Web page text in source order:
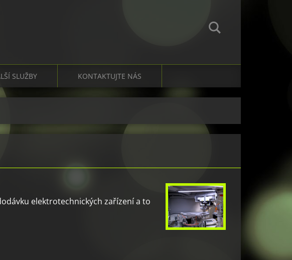
SLUŽBY KONTAKTUJTE NÁS
elektrotechnických zařízení a to